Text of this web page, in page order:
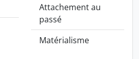
Attachement au
passé
Matérialisme